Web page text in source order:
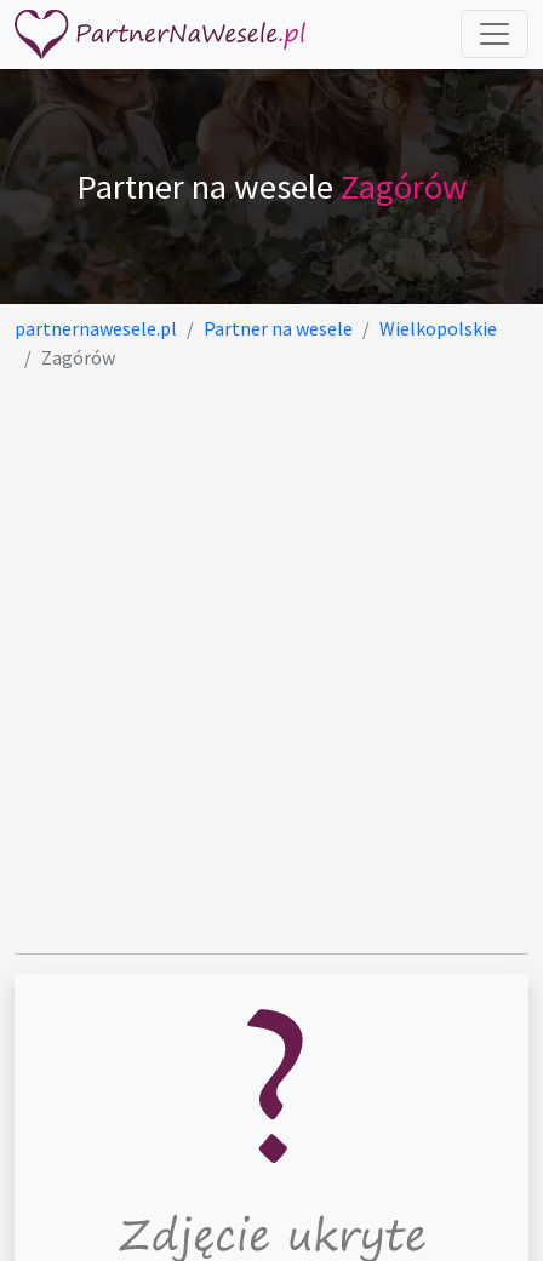
Partner na weseleZagórów
partnernawesele.pl Partner na wesele
Wielkopolskie
Zagórów